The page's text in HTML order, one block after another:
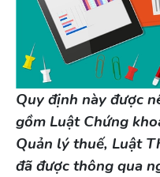
Quy định này được
gồm Luật Chứng
Quản lý thuế, Luật
đã được thông qua